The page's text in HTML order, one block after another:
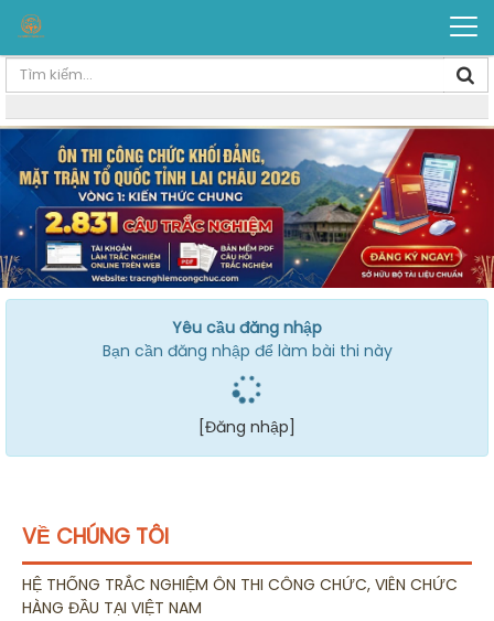
Yêu cầu đăng nhập
Bạn cần đăng nhập để làm bài thi này
[Đăng nhập]
VỀ CHÚNG TÔI
HỆ THỐNG TRẮC NGHIỆM ÔN THI CÔNG CHỨC, VIÊN CHỨC
HÀNG ĐẦU TẠI VIỆT NAM